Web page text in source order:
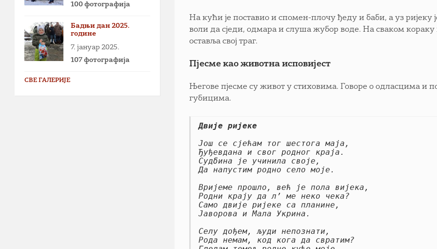
На кући је поставио и спомен-плочу ђеду и баби, а уз ријеку
воли да сједи, одмара и слуша жубор воде. На сваком кораку
оставља свој траг.
Пјесме као животна исповијест
Његове пјесме су живот у стиховима. Говоре о одласцима и
губицима.
Двије ријеке
Још се сјећам тог шестога маја,
Ђуђевдана и свог родног краја.
Судбина је учинила своје,
Да напустим родно село моје.
Вријеме прошло, већ је пола вијека,
Родни крају да л’ ме неко чека?
Само двије ријеке са планине,
Јаворова и Мала Укрина.
Селу дођем, људи непознати,
Рода немам, код кога да свратим?
100 фотографија
Бадњи дан 2025.
године
7. јануар 2025.
107 фотографија
СВЕ ГАЛЕРИЈЕ